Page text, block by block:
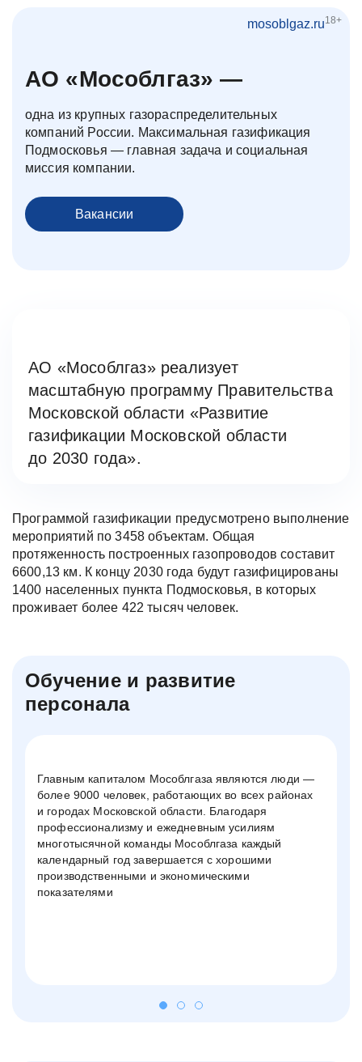
АО «Мособлгаз» —
одна из крупных газораспределительных
компаний России. Максимальная газификация
Подмосковья — главная задача и социальная
миссия компании.
Вакансии
mosoblgaz.ru18+
АО «Мособлгаз» реализует
масштабную программу Правительства
Московской области «Развитие
газификации Московской области
до 2030 года».
Программой газификации предусмотрено выполнение
мероприятий по 3458 объектам. Общая
протяженность построенных газопроводов составит
6600,13 км. К концу 2030 года будут газифицированы
1400 населенных пункта Подмосковья, в которых
проживает более 422 тысяч человек.
Обучение и развитие
персонала
Главным капиталом Мособлгаза являются люди —
более 9000 человек, работающих во всех районах
и городах Московской области. Благодаря
профессионализму и ежедневным усилиям
многотысячной команды Мособлгаза каждый
календарный год завершается с хорошими
производственными и экономическими
показателями